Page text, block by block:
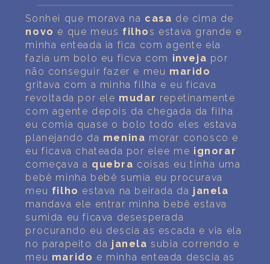
Sonhei que morava na casa de cima de
novo e que meus filhos estava grande e
minha enteada ia fica com agente ela
fazia um bolo eu ficva com inveja por
não conseguir fazer e meu marido
gritava com a minha filha e eu ficava
revoltada por ele mudar repetinamente
com agente depois da chegada da filha
eu comia quase o bolo todo eles estava
planejando da menina morar conosco e
eu ficava chateada por elee me ignorar
começava a quebra coisas eu tinha uma
bebê minha bebê sumia eu procurava
meu filho estava na beirada da janela
mandava ele entrar minha bebê estava
sumida eu ficava desesperada
procurando eu descia as escada e via ela
no parapeito da janela subia correndo e
meu marido e minha enteada descia as